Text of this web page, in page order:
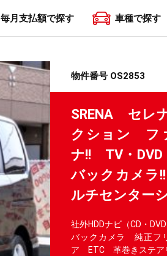
毎月支払額で探す 車種で探す
物件番号 OS2853
SRENA セレ
クション フ
ナ!! TV・DVD
バックカメラ
ルチセンター
社外HDDナビ（CD・
バックカメラ 純正フ
ア ETC 革巻きステア